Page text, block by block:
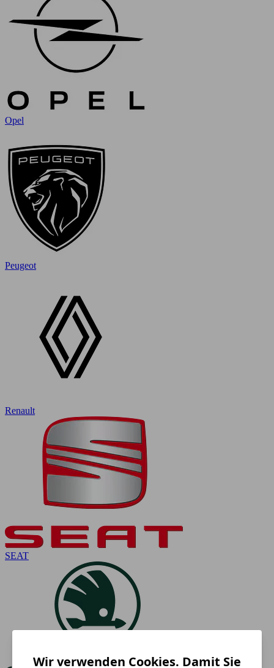
Opel
Peugeot
Renault
SEAT
Wir verwenden Cookies. Damit Sie